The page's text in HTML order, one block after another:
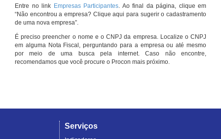
Entre no link Empresas Participantes. Ao final da página, clique em
“Não encontrou a empresa? Clique aqui para sugerir o cadastramento
de uma nova empresa”.
É preciso preencher o nome e o CNPJ da empresa. Localize o CNPJ
em alguma Nota Fiscal, perguntando para a empresa ou até mesmo
por meio de uma busca pela internet. Caso não encontre,
recomendamos que você procure o Procon mais próximo.
Serviços